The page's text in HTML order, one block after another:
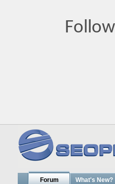
Forum What's New?